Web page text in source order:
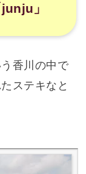
」
香川の中で
ステキなと